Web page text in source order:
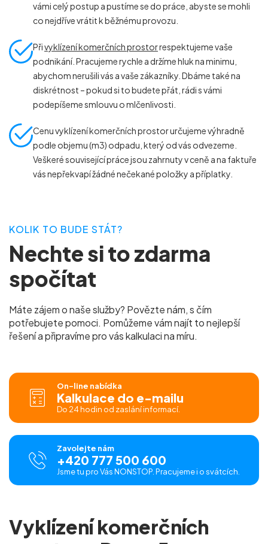
vámi celý postup a pustíme se do práce, abyste se mohli
co nejdříve vrátit k běžnému provozu.
Přivyklízení komerčních prostorrespektujeme vaše
podnikání. Pracujeme rychle a držíme hluk na minimu,
abychom nerušili vás a vaše zákazníky. Dbáme také na
diskrétnost – pokud si to budete přát, rádi s vámi
podepíšeme smlouvu o mlčenlivosti.
Cenu vyklízení komerčních prostor určujeme výhradně
podle objemu (m3) odpadu, který od vás odvezeme.
Veškeré související práce jsou zahrnuty v ceně a na faktuře
vás nepřekvapí žádné nečekané položky a příplatky.
KOLIK TO BUDE STÁT?
Nechte si to zdarma
spočítat
Máte zájem o naše služby? Povězte nám, s čím
potřebujete pomoci. Pomůžeme vám najít to nejlepší
řešení a připravíme pro vás kalkulaci na míru.
On-line nabídka
Kalkulace do e-mailu
Do 24 hodin od zaslání informací.
Zavolejte nám
+420 777 500 600
Jsme tu pro Vás NONSTOP. Pracujeme i o svátcích.
Vyklízení komerčních